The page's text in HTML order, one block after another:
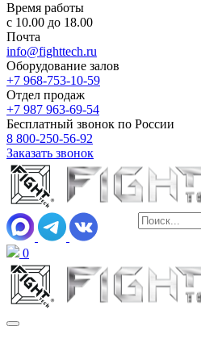
Время работы
с 10.00 до 18.00
Почта
info@fighttech.ru
Оборудование залов
+7 968-753-10-59
Отдел продаж
+7 987 963-69-54
Бесплатный звонок по России
8 800-250-56-92
Заказать звонок
0